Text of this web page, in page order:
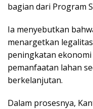
bagian dari Program
Ia menyebutkan
menargetkan
peningkatan
pemanfaatan lahan
berkelanjutan.
Dalam prosesnya,